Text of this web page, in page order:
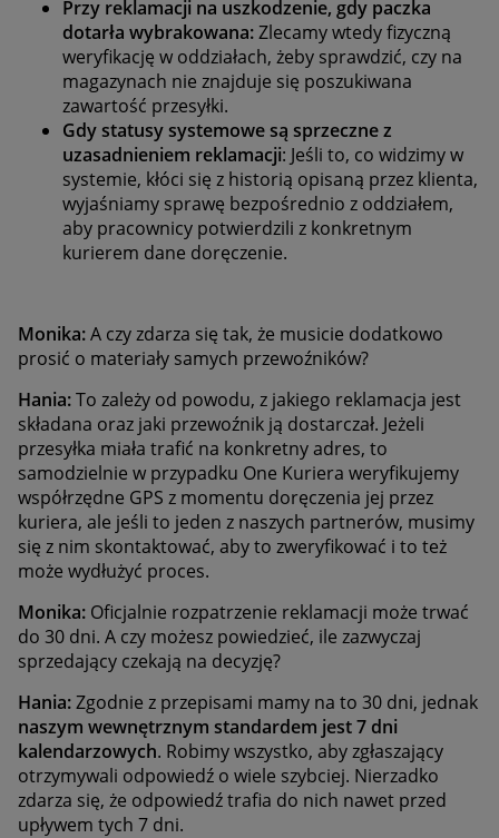
Przy reklamacji na uszkodzenie, gdy paczka
dotarła wybrakowana:Zlecamy wtedy fizyczną
weryfikację w oddziałach, żeby sprawdzić, czy na
magazynach nie znajduje się poszukiwana
zawartość przesyłki.
Gdy statusy systemowe są sprzeczne z
uzasadnieniem reklamacji: Jeśli to, co widzimy w
systemie, kłóci się z historią opisaną przez klienta,
wyjaśniamy sprawę bezpośrednio z oddziałem,
aby pracownicy potwierdzili z konkretnym
kurierem dane doręczenie.
Monika:A czy zdarza się tak, że musicie dodatkowo
prosić o materiały samych przewoźników?
Hania:To zależy od powodu, z jakiego reklamacja jest
składana oraz jaki przewoźnik ją dostarczał. Jeżeli
przesyłka miała trafić na konkretny adres, to
samodzielnie w przypadku One Kuriera weryfikujemy
współrzędne GPS z momentu doręczenia jej przez
kuriera, ale jeśli to jeden z naszych partnerów, musimy
się z nim skontaktować, aby to zweryfikować i to też
może wydłużyć proces.
Monika: Oficjalnie rozpatrzenie reklamacji może trwać
do 30 dni. A czy możesz powiedzieć, ile zazwyczaj
sprzedający czekają na decyzję?
Hania:Zgodnie z przepisami mamy na to 30 dni, jednak
naszym wewnętrznym standardem jest 7 dni
kalendarzowych. Robimy wszystko, aby zgłaszający
otrzymywali odpowiedź o wiele szybciej. Nierzadko
zdarza się, że odpowiedź trafia do nich nawet przed
upływem tych 7 dni.